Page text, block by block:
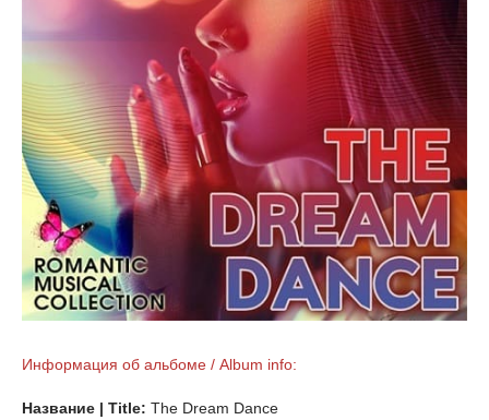
Информация об альбоме / Album info:
Название | Title: The Dream Dance